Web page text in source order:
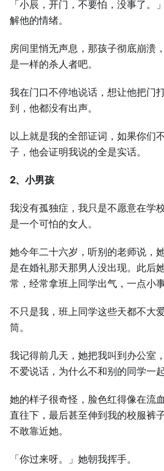
「小辰，开门，不要怕，没事了。
解他的情绪。
房间里悄无声息，那孩子彻底崩溃
是一样的杀人者吧。
我在门口不停地说话，想让他把门
到，他都没有出声。
以上就是我的全部证词，如果你们
子，他会证明我说的全是实话。
2、小男孩
我没有孤独症，我只是不愿意在学
是一个可怕的女人。
她今年二十六岁，听别的老师说，
是在婚礼那天那男人没出现。此后
常，经常拿班上同学出气，一点小
不只是我，班上同学这些天都不大
筒。
我记得前几天，她把我叫到办公室
不爱说话，为什么不和别的同学一
她的样子很奇怪，脸色红得像在流
直往下，最后甚至伸到我的校服裤
不敢靠近她。
「你过来呀。」她朝我挥手。